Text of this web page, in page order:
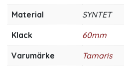
Material SYNTET
Klack 60mm
Varumärke Tamaris